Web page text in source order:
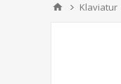
Klaviatur